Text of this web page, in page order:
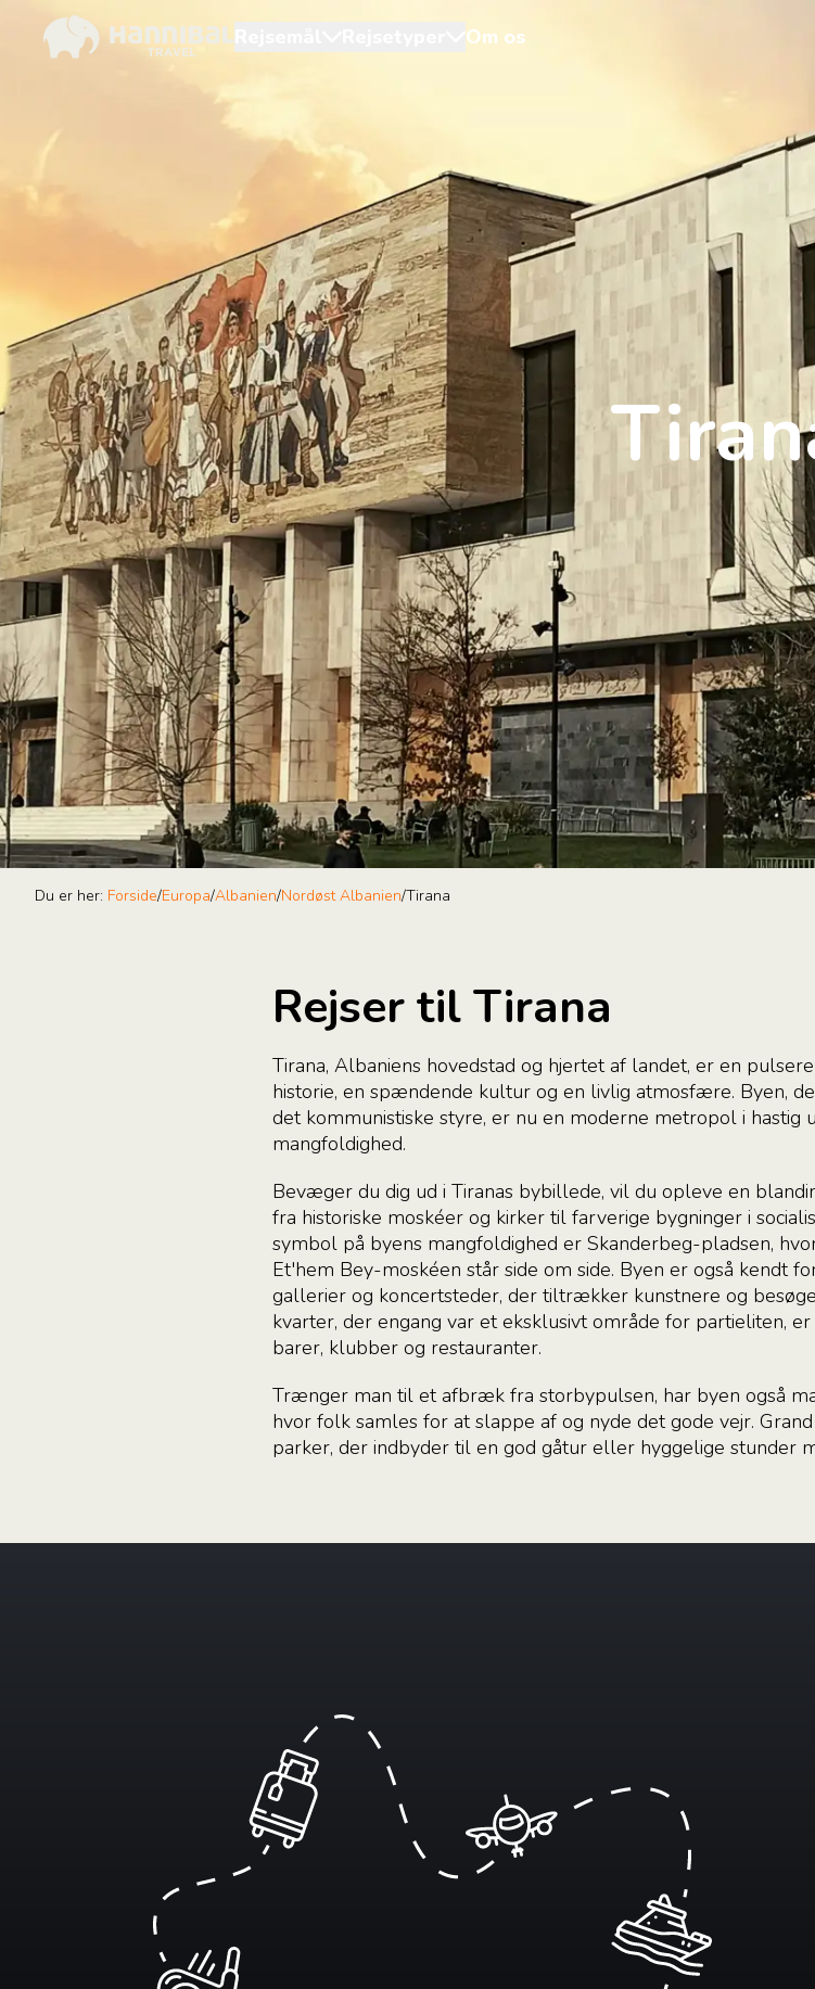
Om os
Du er her: Forside/Europa/Albanien/Nordøst Albanien/Tirana
Rejser til Tirana
Tirana, Albaniens hovedstad og hjertet af landet, er en
historie, en spændende kultur og en livlig atmosfære. Byen,
det kommunistiske styre, er nu en moderne metropol i hastig
mangfoldighed.
Bevæger du dig ud i Tiranas bybillede, vil du opleve en
fra historiske moskéer og kirker til farverige bygninger i
symbol på byens mangfoldighed er Skanderbeg-pladsen,
Et'hem Bey-moskéen står side om side. Byen er også kendt
gallerier og koncertsteder, der tiltrækker kunstnere og
kvarter, der engang var et eksklusivt område for partieliten,
barer, klubber og restauranter.
Trænger man til et afbræk fra storbypulsen, har byen også
hvor folk samles for at slappe af og nyde det gode vejr.
parker, der indbyder til en god gåtur eller hyggelige stunder